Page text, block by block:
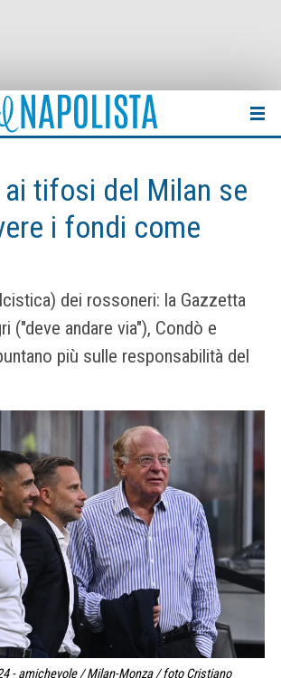
ai tifosi del Milan se
i fondi come
dei rossoneri: la Gazzetta
("deve andare via"), Condò e
più sulle responsabilità del
- amichevole / Milan-Monza / foto Cristiano